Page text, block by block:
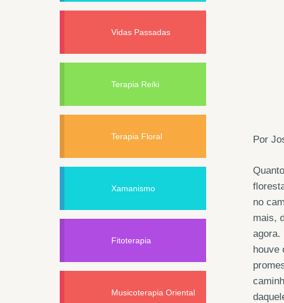
Por
no
mais,
agora.
houve
Vidas Passadas
Terapia Reiki
Terapia Floral
Xamanismo
Fitoterapia
Musicoterapia Oriental